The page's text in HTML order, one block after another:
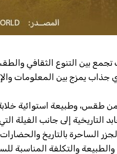
التي يُنصح بزيارتها خلال في حياتك عام 2025 حيث تجمع بين التنوع الثقافي
يمزج بين المعلومات
طقس، وطبيعة استوائية
التاريخية إلى جانب الفيلة
الساحرة بالتاريخ
والتكلفة المناسبة